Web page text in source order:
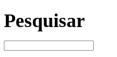
Pesquisar